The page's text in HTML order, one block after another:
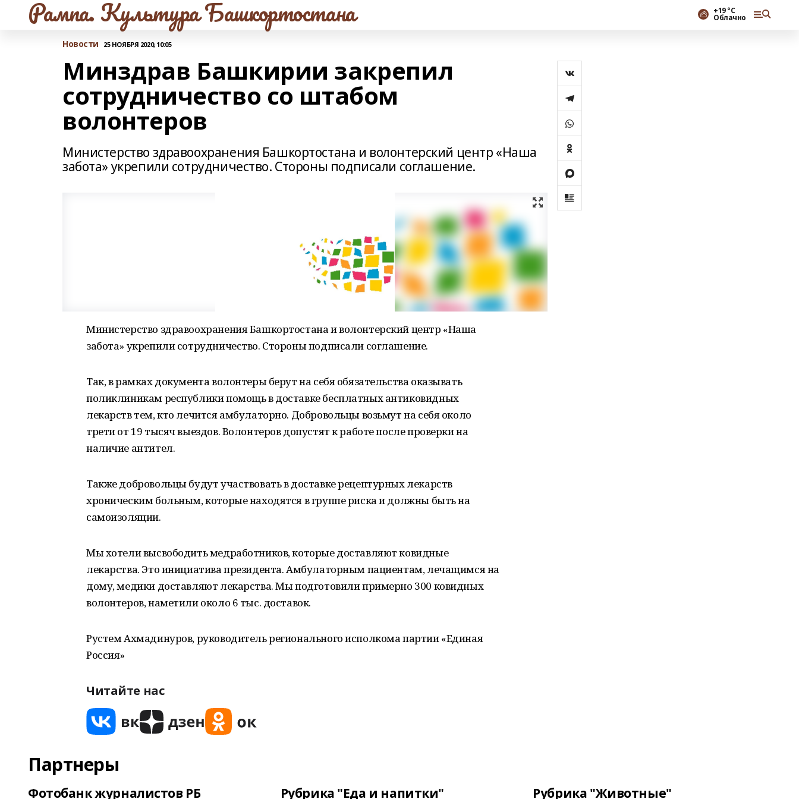
Рампа. Культура Башкортостана +19 °С
Облачно
Новости 25 НОЯБРЯ 2020, 10:05
Минздрав Башкирии закрепил
сотрудничество со штабом
волонтеров
Министерство здравоохранения Башкортостана и волонтерский центр «Наша
забота» укрепили сотрудничество. Стороны подписали соглашение.
Министерство здравоохранения Башкортостана и волонтерский центр «Наша
забота» укрепили сотрудничество. Стороны подписали соглашение.
Так, в рамках документа волонтеры берут на себя обязательства оказывать
поликлиникам республики помощь в доставке бесплатных антиковидных
лекарств тем, кто лечится амбулаторно. Добровольцы возьмут на себя около
трети от 19 тысяч выездов. Волонтеров допустят к работе после проверки на
наличие антител.
Также добровольцы будут участвовать в доставке рецептурных лекарств
хроническим больным, которые находятся в группе риска и должны быть на
самоизоляции.
Мы хотели высвободить медработников, которые доставляют ковидные
лекарства. Это инициатива президента. Амбулаторным пациентам, лечащимся на
дому, медики доставляют лекарства. Мы подготовили примерно 300 ковидных
волонтеров, наметили около 6 тыс. доставок.
Рустем Ахмадинуров, руководитель регионального исполкома партии «Единая
Россия»
Читайте нас
Партнеры
Фотобанк журналистов РБ Рубрика "Еда и напитки" Рубрика "Животные"